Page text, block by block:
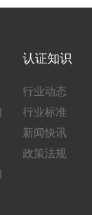
认证知识
行业动态
行业标准
新闻快讯
政策法规